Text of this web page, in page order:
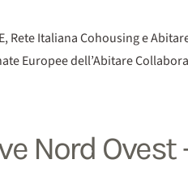
Rete Italiana Cohousing e
Europee dell’Abitare
Nord